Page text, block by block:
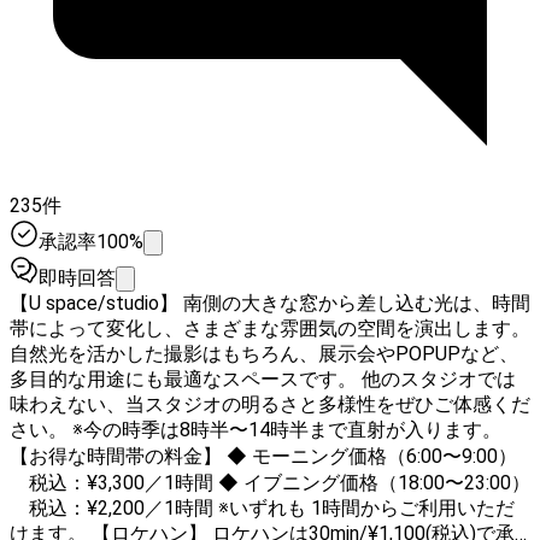
235件
承認率100%
即時回答
【U space/studio】 南側の大きな窓から差し込む光は、時間
帯によって変化し、さまざまな雰囲気の空間を演出します。
自然光を活かした撮影はもちろん、展示会やPOPUPなど、
多目的な用途にも最適なスペースです。 他のスタジオでは
味わえない、当スタジオの明るさと多様性をぜひご体感くだ
さい。 ※今の時季は8時半〜14時半まで直射が入ります。
【お得な時間帯の料金】 ◆ モーニング価格（6:00〜9:00）
税込：¥3,300／1時間 ◆ イブニング価格（18:00〜23:00）
税込：¥2,200／1時間 ※いずれも 1時間からご利用いただ
けます。 【ロケハン】 ロケハンは30min/¥1,100(税込)で承